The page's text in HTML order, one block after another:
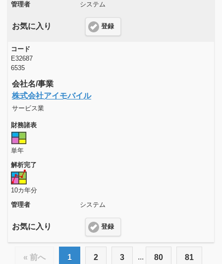
管理者
システム
お気に入り 登録
コード
E32687
6535
会社名/事業
株式会社アイモバイル
サービス業
財務諸表
単年
解析完了
10カ年分
管理者
システム
お気に入り 登録
« 前へ 1 2 3 ... 80 81